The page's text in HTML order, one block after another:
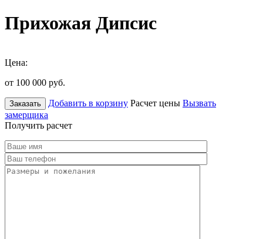
Прихожая Дипсис
Цена:
от 100 000 руб.
Заказать Добавить в корзину Расчет цены Вызвать
замерщика
Получить расчет